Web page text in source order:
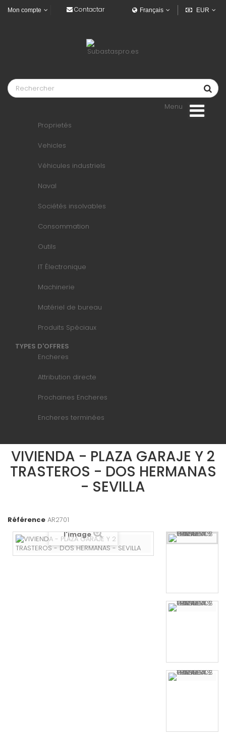
EUR
Français
Mon compte Contactar
Menu
Proprietés
Vehicles
Véhicules industriels
Naval
Sociétés insolvables
Consommation
Outils
IT Électronique
Machinerie
Matériel de bureau
Produits Spéciaux
TYPES D'OFFRES
Encheres
Attribution directe
Prochaines Encheres
Encheres terminées
VIVIENDA - PLAZA GARAJE Y 2
TRASTEROS - DOS HERMANAS
- SEVILLA
Référence AR2701Agrandir
l'image